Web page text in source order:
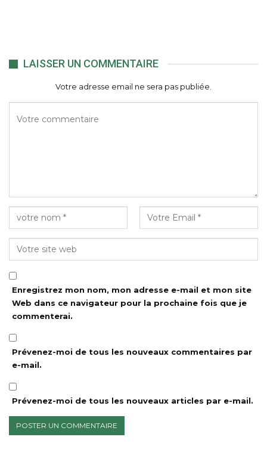
LAISSER UN COMMENTAIRE
Votre adresse email ne sera pas publiée.
Enregistrez mon nom, mon adresse e-mail et mon site
Web dans ce navigateur pour la prochaine fois que je
commenterai.
Prévenez-moi de tous les nouveaux commentaires par
e-mail.
Prévenez-moi de tous les nouveaux articles par e-mail.